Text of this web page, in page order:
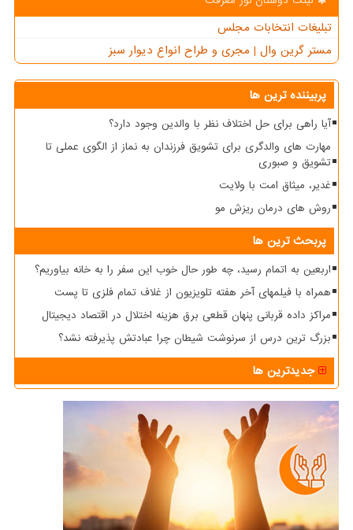
تبلیغات انتخابات مجلس
مستر گرین وال | مجری و طراح انواع دیوار سبز
پربیننده ترین ها
آیا راهی برای حل اختلاف نظر با والدین وجود دارد؟
مهارت های والدگری برای تشویق فرزندان به نماز از الگوی عملی تا
تشویق و صبوری
غدیر، میثاق امت با ولایت
روش های درمان ریزش مو
پربحث ترین ها
اربعین به اتمام رسید، چه طور حال خوب این سفر را به خانه بیاوریم؟
همراه با فیلمهای آخر هفته تلویزیون از غلاف تمام فلزی تا پست
مراکز داده قربانی پنهان قطعی برق هزینه اختلال در اقتصاد دیجیتال
بزرگ ترین درس از سرنوشت شیطان چرا عبادتش پذیرفته نشد؟
جدیدترین ها